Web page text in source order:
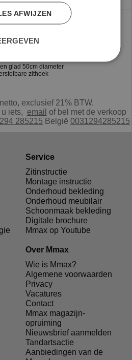
ESD
glad 50cm diameter
zithoek
exclusief 21% BTW.
iets, email of bel met de verkoop
285215 België 0031294285215
Service
Zitinstructie
Montage instructie
Onderhoud bekleding
Onderhoud meubilair
Schoonmaak bekleding
Digitale brochure
Mmax op Youtube
Over Mmax
Wie is Mmax?
Algemene voorwaarden
Privacy
Vacatures
Contact
Mmax magazijn-
opruiming
Nieuwsbrief aanmelden
Tandartsactie
Aanbiedingen van de
AFWIJZEN